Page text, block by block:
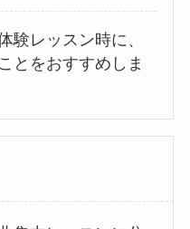
験レッスン時に、
とをおすすめしま